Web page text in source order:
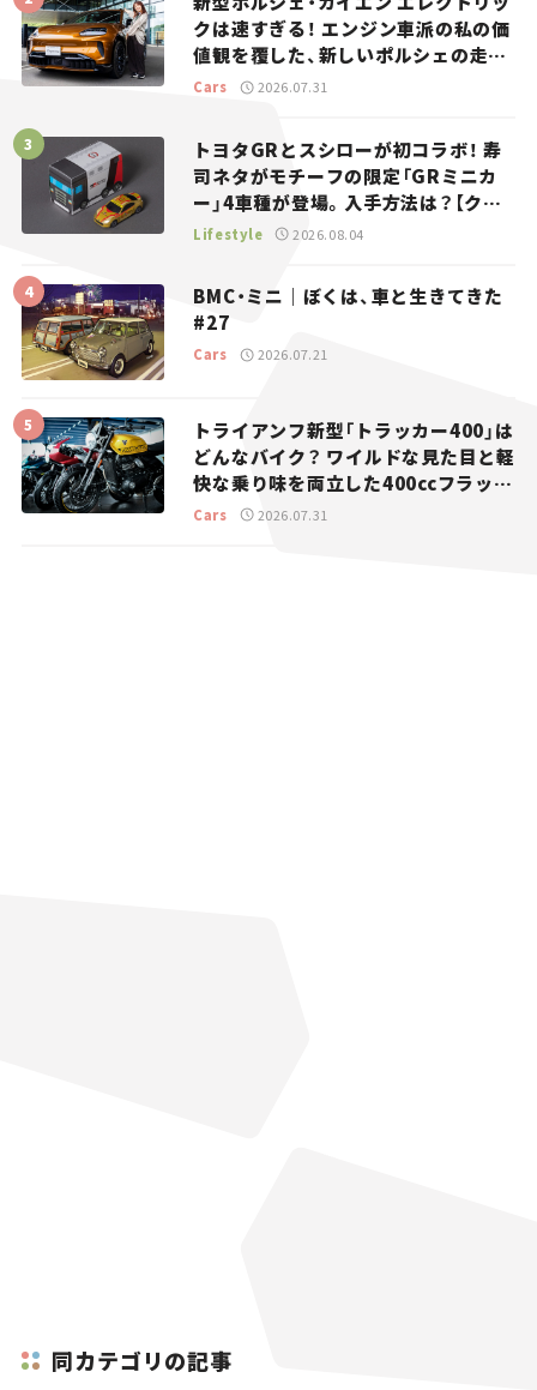
クは速すぎる！ エンジン車派の私の価
値観を覆した、新しいポルシェの走
り。
Cars 2026.07.31
トヨタGRとスシローが初コラボ！ 寿
司ネタがモチーフの限定「GRミニカ
ー」4車種が登場。入手方法は？【クル
マとホビー】
Lifestyle 2026.08.04
BMC・ミニ｜ぼくは、車と生きてきた
#27
Cars 2026.07.21
トライアンフ新型「トラッカー400」は
どんなバイク？ ワイルドな見た目と軽
快な乗り味を両立した400ccフラット
トラッカー【試乗レビュー】
Cars 2026.07.31
同カテゴリの記事